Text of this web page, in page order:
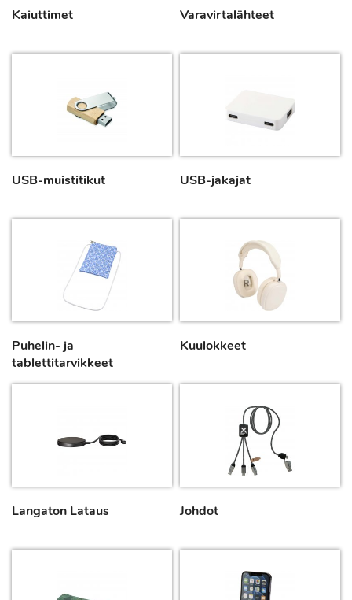
Kaiuttimet Varavirtalähteet
USB-muistitikut USB-jakajat
Puhelin- ja
tablettitarvikkeet
Kuulokkeet
Langaton Lataus Johdot